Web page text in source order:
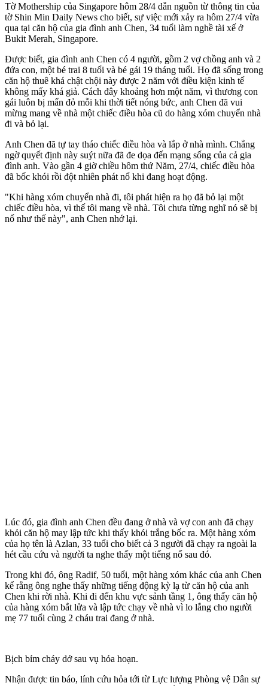
Tờ Mothership của Singapore hôm 28/4 dẫn nguồn từ thông tin của
tờ Shin Min Daily News cho biết, sự việc mới xảy ra hôm 27/4 vừa
qua tại căn hộ của gia đình anh Chen, 34 tuổi làm nghề tài xế ở
Bukit Merah, Singapore.
Được biết, gia đình anh Chen có 4 người, gồm 2 vợ chồng anh và 2
đứa con, một bé trai 8 tuổi và bé gái 19 tháng tuổi. Họ đã sống trong
căn hộ thuê khá chật chội này được 2 năm với điều kiện kinh tế
không mấy khá giả. Cách đây khoảng hơn một năm, vì thương con
gái luôn bị mẩn đỏ mỗi khi thời tiết nóng bức, anh Chen đã vui
mừng mang về nhà một chiếc điều hòa cũ do hàng xóm chuyển nhà
đi và bỏ lại.
Anh Chen đã tự tay tháo chiếc điều hòa và lắp ở nhà mình. Chẳng
ngờ quyết định này suýt nữa đã đe dọa đến mạng sống của cả gia
đình anh. Vào gần 4 giờ chiều hôm thứ Năm, 27/4, chiếc điều hòa
đã bốc khói rồi đột nhiên phát nổ khi đang hoạt động.
"Khi hàng xóm chuyển nhà đi, tôi phát hiện ra họ đã bỏ lại một
chiếc điều hòa, vì thế tôi mang về nhà. Tôi chưa từng nghĩ nó sẽ bị
nổ như thế này", anh Chen nhớ lại.
Lúc đó, gia đình anh Chen đều đang ở nhà và vợ con anh đã chạy
khỏi căn hộ may lập tức khi thấy khói trắng bốc ra. Một hàng xóm
của họ tên là Azlan, 33 tuổi cho biết cả 3 người đã chạy ra ngoài la
hét cầu cứu và người ta nghe thấy một tiếng nổ sau đó.
Trong khi đó, ông Radif, 50 tuổi, một hàng xóm khác của anh Chen
kể rằng ông nghe thấy những tiếng động kỳ lạ từ căn hộ của anh
Chen khi rời nhà. Khi đi đến khu vực sảnh tầng 1, ông thấy căn hộ
của hàng xóm bắt lửa và lập tức chạy về nhà vì lo lắng cho người
mẹ 77 tuổi cùng 2 cháu trai đang ở nhà.
Bịch bỉm cháy dở sau vụ hỏa hoạn.
Nhận được tin báo, lính cứu hỏa tới từ Lực lượng Phòng vệ Dân sự